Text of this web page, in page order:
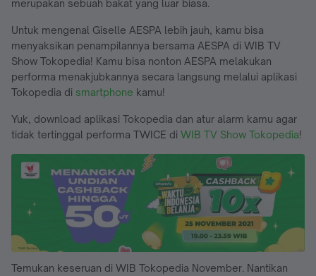
merupakan sebuah bakat yang luar biasa.
Untuk mengenal Giselle AESPA lebih jauh, kamu bisa
menyaksikan penampilannya bersama AESPA di WIB TV
Show Tokopedia! Kamu bisa nonton AESPA melakukan
performa menakjubkannya secara langsung melalui aplikasi
Tokopedia di smartphone kamu!
Yuk, download aplikasi Tokopedia dan atur alarm kamu agar
tidak tertinggal performa TWICE di WIB TV Show Tokopedia!
Temukan keseruan di WIB Tokopedia November. Nantikan